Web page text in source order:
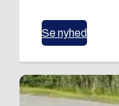
Se nyhed